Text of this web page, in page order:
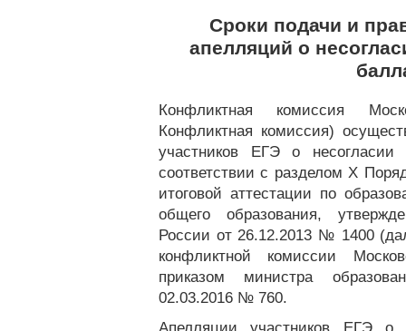
Сроки подачи и
апелляций о
Конфликтная комиссия
Конфликтная комиссия)
участников ЕГЭ о
соответствии с разделом X
итоговой аттестации по
общего образования,
России от 26.12.2013 № 1400
конфликтной комиссии
приказом министра
02.03.2016 № 760.
Апелляции участников ЕГЭ о